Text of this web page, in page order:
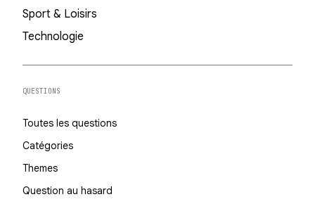
Sport & Loisirs
Technologie
QUESTIONS
Toutes les questions
Catégories
Themes
Question au hasard